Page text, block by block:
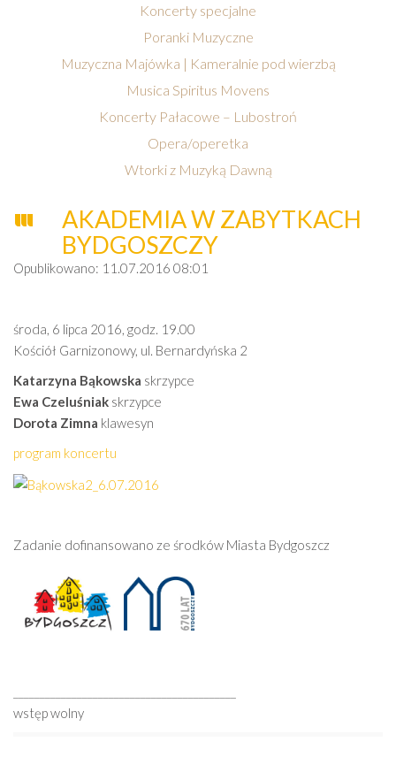
Koncerty specjalne
Poranki Muzyczne
Muzyczna Majówka | Kameralnie pod wierzbą
Musica Spiritus Movens
Koncerty Pałacowe – Lubostroń
Opera/operetka
Wtorki z Muzyką Dawną
AKADEMIA W ZABYTKACH
BYDGOSZCZY
Opublikowano: 11.07.2016 08:01
środa, 6 lipca 2016, godz. 19.00
Kościół Garnizonowy, ul. Bernardyńska 2
Katarzyna Bąkowska skrzypce
Ewa Czeluśniak skrzypce
Dorota Zimna klawesyn
program koncertu
Zadanie dofinansowano ze środków Miasta Bydgoszcz
wstęp wolny